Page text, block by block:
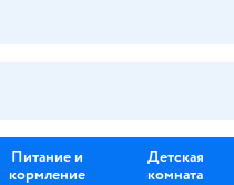
Питание и
кормление
Детская
комната